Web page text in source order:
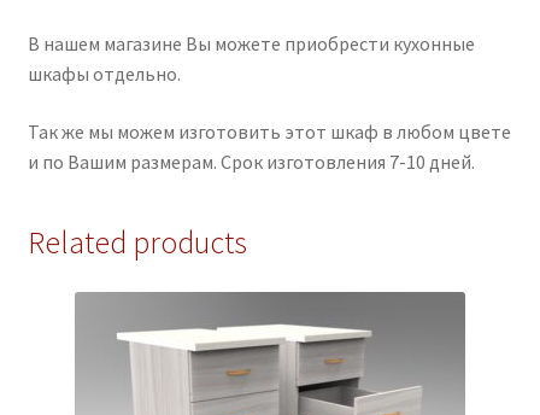
В нашем магазине Вы можете приобрести кухонные
шкафы отдельно.
Так же мы можем изготовить этот шкаф в любом цвете
и по Вашим размерам. Срок изготовления 7-10 дней.
Related products